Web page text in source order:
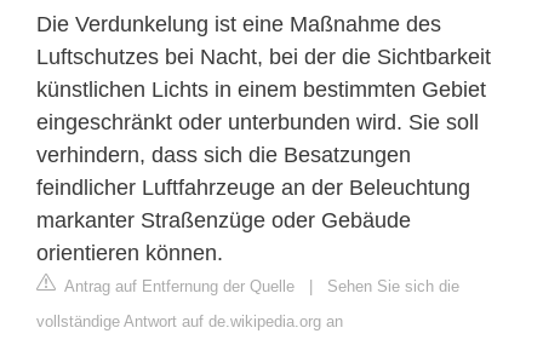
Die Verdunkelung ist eine Maßnahme des
Luftschutzes bei Nacht, bei der die Sichtbarkeit
künstlichen Lichts in einem bestimmten Gebiet
eingeschränkt oder unterbunden wird. Sie soll
verhindern, dass sich die Besatzungen
feindlicher Luftfahrzeuge an der Beleuchtung
markanter Straßenzüge oder Gebäude
orientieren können.
Antrag auf Entfernung der Quelle
Sehen Sie sich die
vollständige Antwort auf de.wikipedia.org an